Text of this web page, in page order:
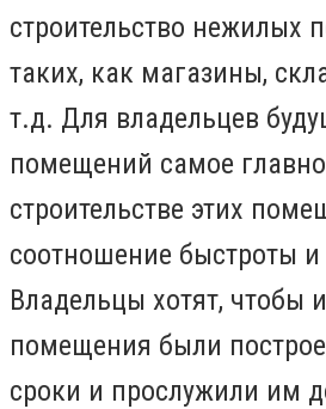
строительство нежилых
таких, как магазины,
т.д. Для владельцев
помещений самое
строительстве этих
соотношение быстроты и
Владельцы хотят, чтобы
помещения были
сроки и прослужили им